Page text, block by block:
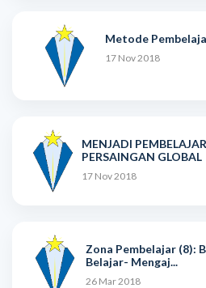
Metode
17 Nov 2018
MENJADI
PERSAINGAN GLOBAL
17 Nov 2018
Zona Pembelajar (8):
Belajar- Mengaj...
26 Mar 2018